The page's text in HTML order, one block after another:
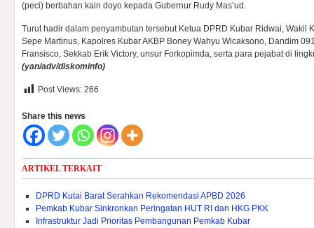
(peci) berbahan kain doyo kepada Gubernur Rudy Mas’ud.
Turut hadir dalam penyambutan tersebut Ketua DPRD Kubar Ridwai, Wakil
Sepe Martinus, Kapolres Kubar AKBP Boney Wahyu Wicaksono, Dandim
Fransisco, Sekkab Erik Victory, unsur Forkopimda, serta para pejabat di
(yan/adv/diskominfo)
Post Views: 266
Share this news
ARTIKEL TERKAIT
DPRD Kutai Barat Serahkan Rekomendasi APBD 2026
Pemkab Kubar Sinkronkan Peringatan HUT RI dan HKG PKK
Infrastruktur Jadi Prioritas Pembangunan Pemkab Kubar